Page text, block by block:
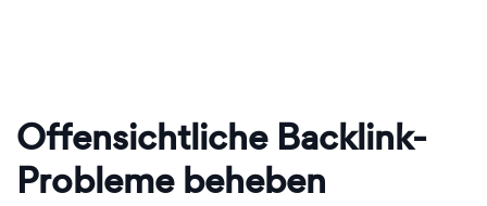
Offensichtliche Backlink-
Probleme beheben